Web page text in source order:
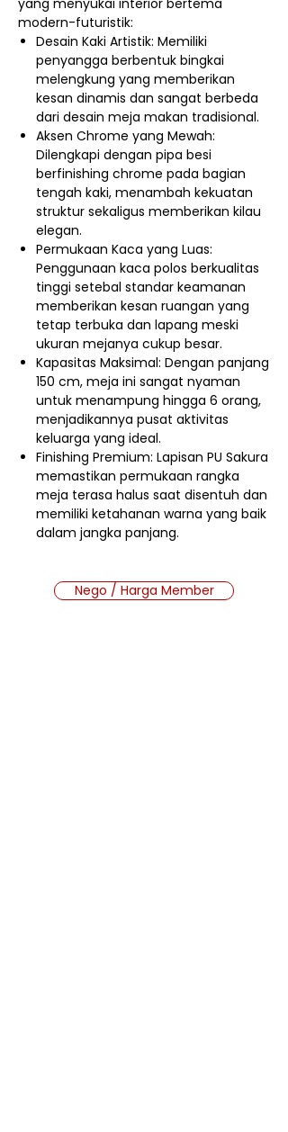
modern-futuristik:
Desain Kaki Artistik: Memiliki
penyangga berbentuk bingkai
melengkung yang memberikan
kesan dinamis dan sangat berbeda
dari desain meja makan tradisional.
Aksen Chrome yang Mewah:
Dilengkapi dengan pipa besi
berfinishing chrome pada bagian
tengah kaki, menambah kekuatan
struktur sekaligus memberikan kilau
elegan.
Permukaan Kaca yang Luas:
Penggunaan kaca polos berkualitas
tinggi setebal standar keamanan
memberikan kesan ruangan yang
tetap terbuka dan lapang meski
ukuran mejanya cukup besar.
Kapasitas Maksimal: Dengan panjang
150 cm, meja ini sangat nyaman
untuk menampung hingga 6 orang,
menjadikannya pusat aktivitas
keluarga yang ideal.
Finishing Premium: Lapisan PU Sakura
memastikan permukaan rangka
meja terasa halus saat disentuh dan
memiliki ketahanan warna yang baik
dalam jangka panjang.
Nego / Harga Member